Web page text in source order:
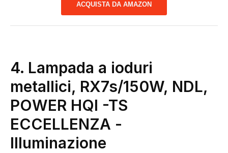
ACQUISTA DA AMAZON
4. Lampada a ioduri
metallici, RX7s/150W, NDL,
POWER HQI -TS
ECCELLENZA -
Illuminazione